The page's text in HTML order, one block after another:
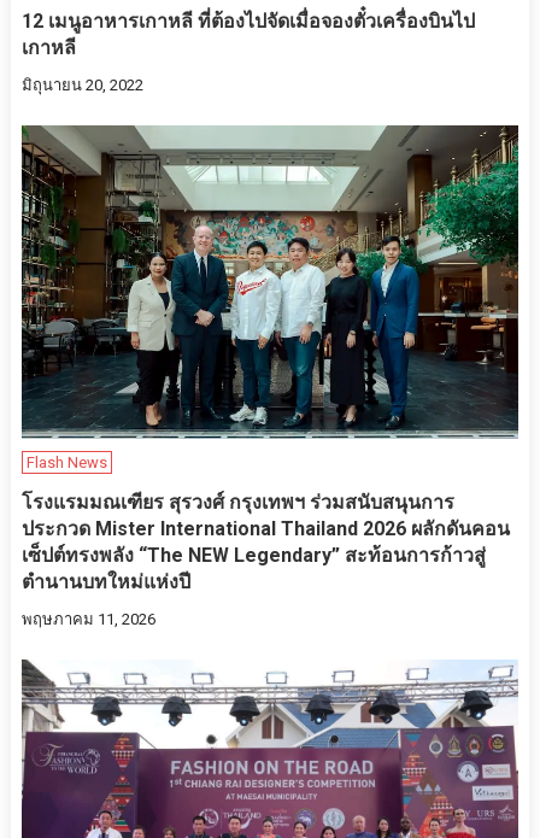
12 เมนูอาหารเกาหลี ที่ต้องไปจัดเมื่อจองตั๋วเครื่องบินไป
เกาหลี
มิถุนายน 20, 2022
Flash News
โรงแรมมณเฑียร สุรวงศ์ กรุงเทพฯ ร่วมสนับสนุนการ
ประกวด Mister International Thailand 2026 ผลักดันคอน
เซ็ปต์ทรงพลัง “The NEW Legendary” สะท้อนการก้าวสู่
ตำนานบทใหม่แห่งปี
พฤษภาคม 11, 2026